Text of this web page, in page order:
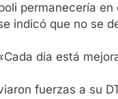
permanecería
indicó que no se
día está
fuerzas a su